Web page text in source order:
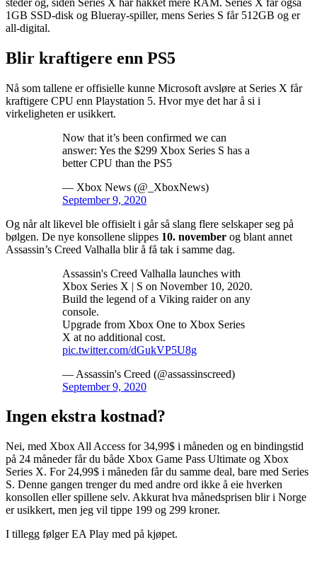
1GB SSD-disk og Blueray-spiller, mens Series S får 512GB og er
all-digital.
Blir kraftigere enn PS5
Nå som tallene er offisielle kunne Microsoft avsløre at Series X får
kraftigere CPU enn Playstation 5. Hvor mye det har å si i
virkeligheten er usikkert.
Now that it’s been confirmed we can
answer: Yes the $299 Xbox Series S has a
better CPU than the PS5
— Xbox News (@_XboxNews)
September 9, 2020
Og når alt likevel ble offisielt i går så slang flere selskaper seg på
bølgen. De nye konsollene slippes 10. november og blant annet
Assassin’s Creed Valhalla blir å få tak i samme dag.
Assassin's Creed Valhalla launches with
Xbox Series X | S on November 10, 2020.
Build the legend of a Viking raider on any
console.
Upgrade from Xbox One to Xbox Series
X at no additional cost.
pic.twitter.com/dGukVP5U8g
— Assassin's Creed (@assassinscreed)
September 9, 2020
Ingen ekstra kostnad?
Nei, med Xbox All Access for 34,99$ i måneden og en bindingstid
på 24 måneder får du både Xbox Game Pass Ultimate og Xbox
Series X. For 24,99$ i måneden får du samme deal, bare med Series
S. Denne gangen trenger du med andre ord ikke å eie hverken
konsollen eller spillene selv. Akkurat hva månedsprisen blir i Norge
er usikkert, men jeg vil tippe 199 og 299 kroner.
I tillegg følger EA Play med på kjøpet.